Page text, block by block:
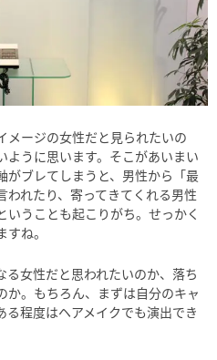
メージの女性だと見られたいの
ように思います。そこがあいまい
がブレてしまうと、男性から「最
れたり、寄ってきてくれる男性
うことも起こりがち。せっかく
ね。
女性だと思われたいのか、落ち
か。もちろん、まずは自分のキャ
る程度はヘアメイクでも演出でき